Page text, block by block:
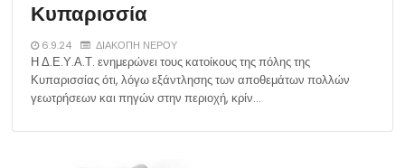
Κυπαρισσία
6.9.24 ΔΙΑΚΟΠΗ ΝΕΡΟΥ
Η Δ.Ε.Υ.Α.Τ. ενημερώνει τους κατοίκους της πόλης της
Κυπαρισσίας ότι, λόγω εξάντλησης των αποθεμάτων πολλών
γεωτρήσεων και πηγών στην περιοχή, κρίν…